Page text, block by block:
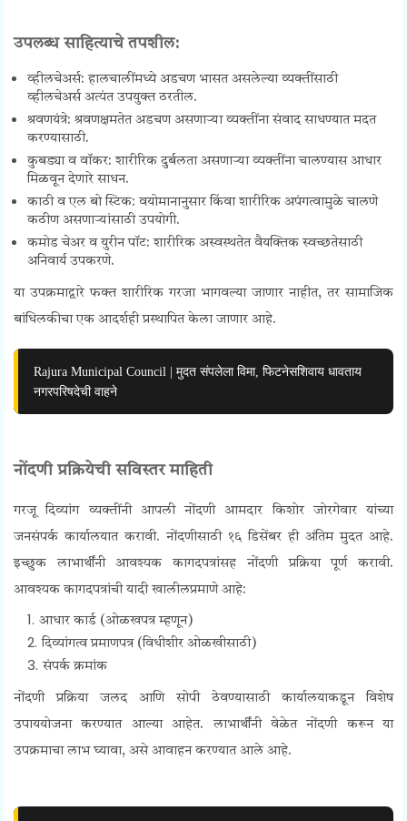
उपलब्ध साहित्याचे तपशील:
व्हीलचेअर्स: हालचालींमध्ये अडचण भासत असलेल्या व्यक्तींसाठी
व्हीलचेअर्स अत्यंत उपयुक्त ठरतील.
श्रवणयंत्रे: श्रवणक्षमतेत अडचण असणाऱ्या व्यक्तींना संवाद साधण्यात मदत
करण्यासाठी.
कुबड्या व वॉकर: शारीरिक दुर्बलता असणाऱ्या व्यक्तींना चालण्यास आधार
मिळवून देणारे साधन.
काठी व एल बो स्टिक: वयोमानानुसार किंवा शारीरिक अपंगत्वामुळे चालणे
कठीण असणाऱ्यांसाठी उपयोगी.
कमोड चेअर व युरीन पॉट: शारीरिक अस्वस्थतेत वैयक्तिक स्वच्छतेसाठी
अनिवार्य उपकरणे.
या उपक्रमाद्वारे फक्त शारीरिक गरजा भागवल्या जाणार नाहीत, तर सामाजिक
बांधिलकीचा एक आदर्शही प्रस्थापित केला जाणार आहे.
Rajura Municipal Council | मुदत संपलेला विमा, फिटनेसशिवाय धावताय
नगरपरिषदेची वाहने
नोंदणी प्रक्रियेची सविस्तर माहिती
गरजू दिव्यांग व्यक्तींनी आपली नोंदणी आमदार किशोर जोरगेवार यांच्या
जनसंपर्क कार्यालयात करावी. नोंदणीसाठी १६ डिसेंबर ही अंतिम मुदत आहे.
इच्छुक लाभार्थींनी आवश्यक कागदपत्रांसह नोंदणी प्रक्रिया पूर्ण करावी.
आवश्यक कागदपत्रांची यादी खालीलप्रमाणे आहे:
आधार कार्ड (ओळखपत्र म्हणून)
दिव्यांगत्व प्रमाणपत्र (विधीशीर ओळखीसाठी)
संपर्क क्रमांक
नोंदणी प्रक्रिया जलद आणि सोपी ठेवण्यासाठी कार्यालयाकडून विशेष
उपाययोजना करण्यात आल्या आहेत. लाभार्थींनी वेळेत नोंदणी करून या
उपक्रमाचा लाभ घ्यावा, असे आवाहन करण्यात आले आहे.